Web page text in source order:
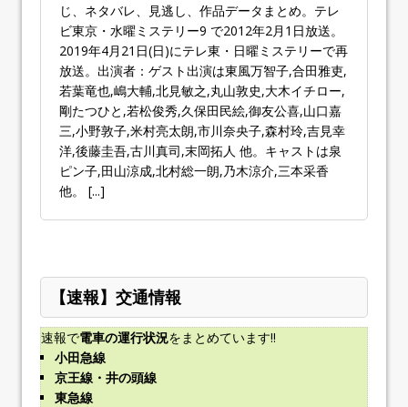
じ、ネタバレ、見逃し、作品データまとめ。テレ
ビ東京・水曜ミステリー9 で2012年2月1日放送。
2019年4月21日(日)にテレ東・日曜ミステリーで再
放送。出演者：ゲスト出演は東風万智子,合田雅吏,
若葉竜也,嶋大輔,北見敏之,丸山敦史,大木イチロー,
剛たつひと,若松俊秀,久保田民絵,御友公喜,山口嘉
三,小野敦子,米村亮太朗,市川奈央子,森村玲,吉見幸
洋,後藤圭吾,古川真司,末岡拓人 他。キャストは泉
ピン子,田山涼成,北村総一朗,乃木涼介,三本采香
他。 [...]
【速報】交通情報
速報で電車の運行状況をまとめています!!
小田急線
京王線・井の頭線
東急線